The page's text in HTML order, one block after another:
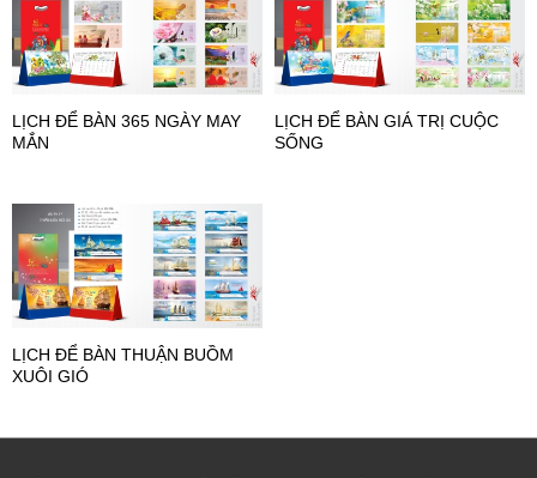
LỊCH ĐỂ BÀN 365 NGÀY MAY
MẮN
LỊCH ĐỂ BÀN GIÁ TRỊ CUỘC
SỐNG
LỊCH ĐỂ BÀN THUẬN BUỒM
XUÔI GIÓ